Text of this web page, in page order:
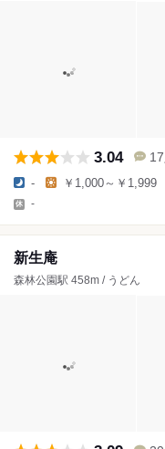
3.04 17
- ￥1,000～￥1,999
-
新生庵
森林公園駅 458m / うどん